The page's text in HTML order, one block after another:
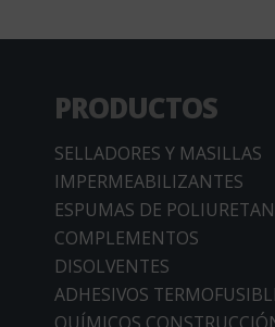
PRODUCTOS
SELLADORES Y MASILLAS
IMPERMEABILIZANTES
ESPUMAS DE
COMPLEMENTOS
DISOLVENTES
ADHESIVOS